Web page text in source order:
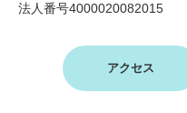
法人番号4000020082015
アクセス